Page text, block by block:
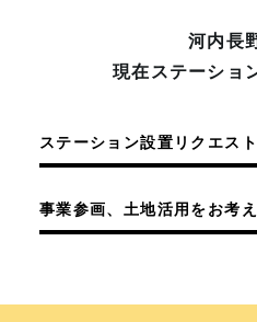
河内長
現在ステーショ
ステーション設置リクエス
事業参画、土地活用をお考